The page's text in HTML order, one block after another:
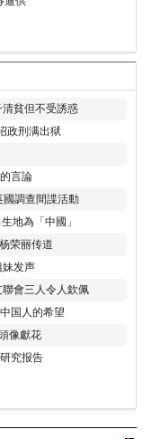
貧但不受誘惑
政刑满出狱
言論
國調查間諜活動
地為「中國」
荣丽传道
妹发声
會三人令人欽佩
国人的希望
像獻花
究报告